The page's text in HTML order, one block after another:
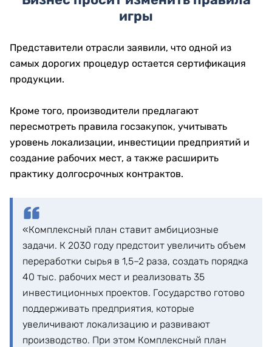
игры
Представители отрасли заявили, что одной из
самых дорогих процедур остается сертификация
продукции.
Кроме того, производители предлагают
пересмотреть правила госзакупок, учитывать
уровень локализации, инвестиции предприятий и
создание рабочих мест, а также расширить
практику долгосрочных контрактов.
«Комплексный план ставит амбициозные
задачи. К 2030 году предстоит увеличить объем
переработки сырья в 1,5–2 раза, создать порядка
40 тыс. рабочих мест и реализовать 35
инвестиционных проектов. Государство готово
поддерживать предприятия, которые
увеличивают локализацию и развивают
производство. При этом Комплексный план